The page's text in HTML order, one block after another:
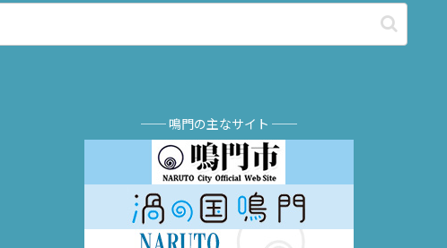
── 鳴門の主なサイト ──